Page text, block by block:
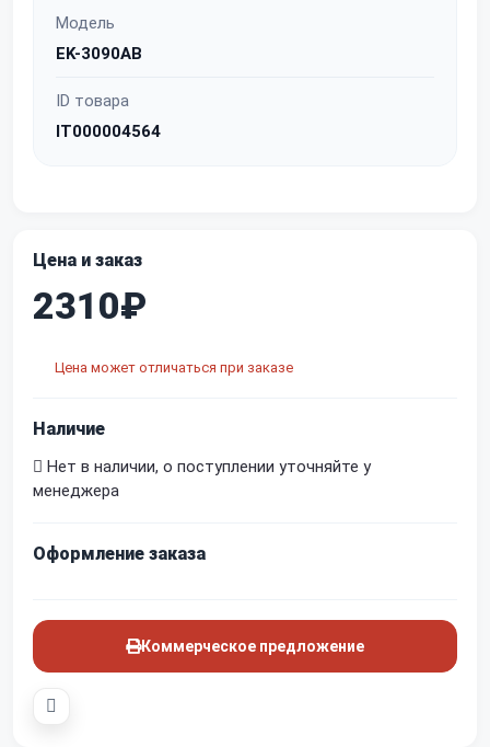
Модель
EK-3090AB
ID товара
IT000004564
Цена и заказ
2310₽
Цена может отличаться при заказе
Наличие
Нет в наличии, о поступлении уточняйте у
менеджера
Оформление заказа
Коммерческое предложение